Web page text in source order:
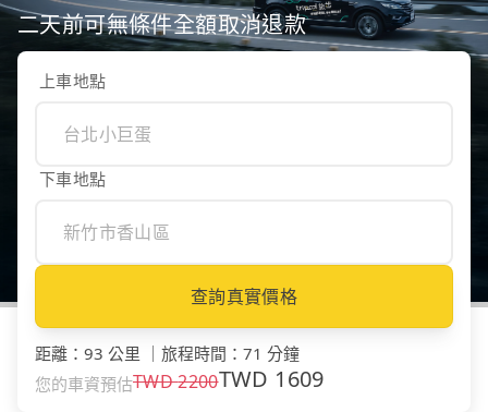
二天前可無條件全額取消退款
上車地點
下車地點
查詢真實價格
距離 ： 93 公里 旅程時間 ： 71 分鐘
您的車資預估TWD2200TWD 1609